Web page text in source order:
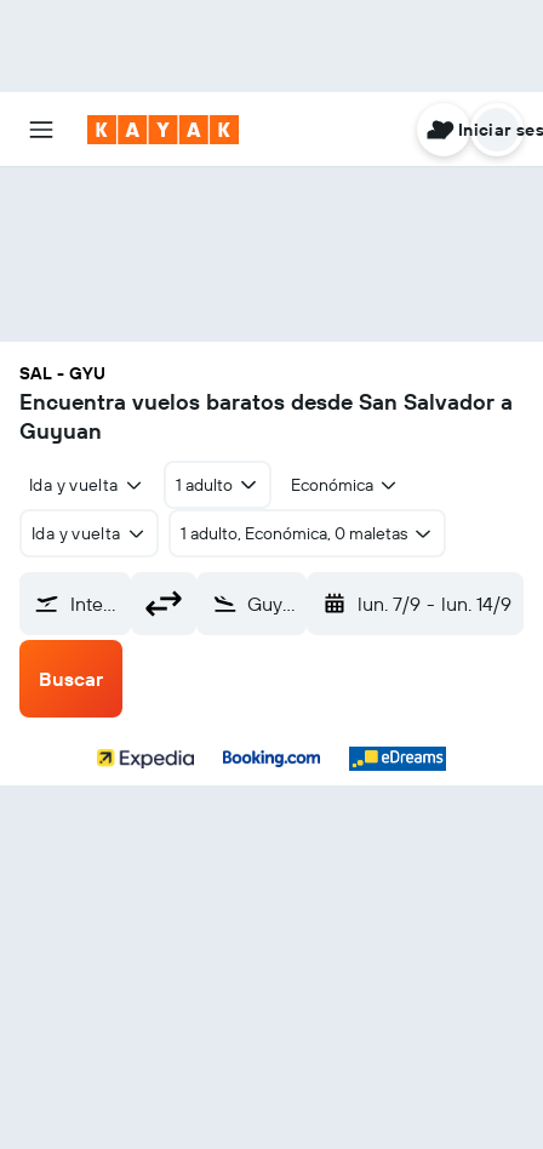
Iniciar
SAL - GYU
Encuentra vuelos baratos desde San Salvador a
Guyuan
Ida y vuelta 1 adulto Económica
Ida y vuelta 1 adulto, Económica, 0 maletas
Internacional de El Salvador (SAL) Guyuan Liupanshan (GYU) lun. 7/9 - lun. 14/9
Buscar